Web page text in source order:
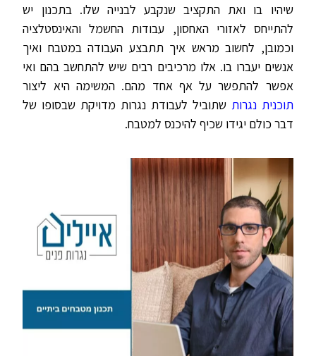
שיהיו בו ואת התקציב שנקבע לבנייה שלו. בתכנון יש
להתייחס לאזורי האחסון, עבודות החשמל והאינסטלציה
וכמובן, לחשוב מראש איך תתבצע העבודה במטבח ואיך
אנשים יעברו בו. אלו מרכיבים רבים שיש להתחשב בהם ואי
אפשר להתפשר על אף אחד מהם. המשימה היא ליצור
תוכנית נגרות שתוביל לעבודת נגרות מדויקת שבסופו של
דבר כולם יגידו שכיף להיכנס למטבח.